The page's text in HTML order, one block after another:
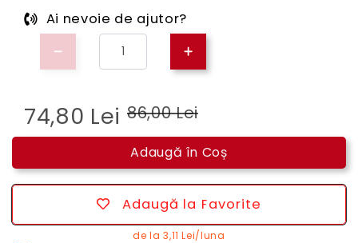
Ai nevoie de ajutor?
74,80 Lei 86,00 Lei
Adaugă în Coș
Adaugă la Favorite
de la 3,11 Lei/luna